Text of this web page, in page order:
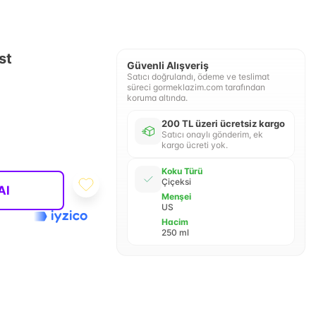
Güvenli Alışveriş
Satıcı doğrulandı, ödeme ve teslimat
süreci gormeklazim.com tarafından
koruma altında.
200 TL üzeri ücretsiz kargo
Satıcı onaylı gönderim, ek
kargo ücreti yok.
Koku Türü
Çiçeksi
Menşei
US
Hacim
250 ml